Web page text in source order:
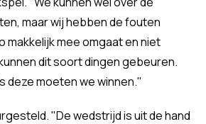
maar wij hebben de fouten
makkelijk mee omgaat en niet
dit soort dingen gebeuren.
deze moeten we winnen."
"De wedstrijd is uit de hand